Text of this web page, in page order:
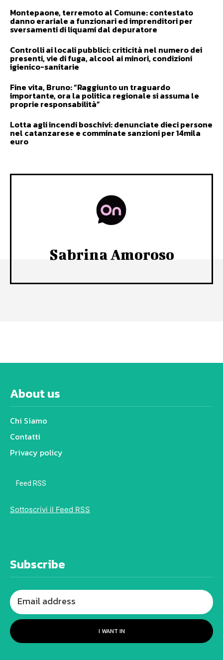
Montepaone, terremoto al Comune: contestato
danno erariale a funzionari ed imprenditori per
sversamenti di liquami dal depuratore
Controlli ai locali pubblici: criticità nel numero dei
presenti, vie di fuga, alcool ai minori, condizioni
igienico-sanitarie
Fine vita, Bruno: “Raggiunto un traguardo
importante, ora la politica regionale si assuma le
proprie responsabilità”
Lotta agli incendi boschivi: denunciate dieci persone
nel catanzarese e comminate sanzioni per 14mila
euro
Sabrina Amoroso
About us
Chi Siamo
Contatti
Privacy policy
Feed RSS
Sottoscrivi il Feed RSS
Subscribe
I WANT IN